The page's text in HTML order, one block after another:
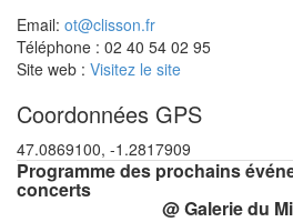
Email: ot@clisson.fr
Téléphone : 02 40 54 02 95
Site web : Visitez le site
Coordonnées GPS
47.0869100, -1.2817909
Programme des prochains
concerts
@ Galerie du